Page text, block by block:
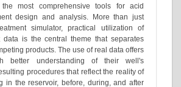
engineers with the most comprehensive
treatment treatment design and analysis.
another acid treatment simulator, practical
actual treatment data is the central theme that
Stimpro from competing products. The use of real
engineers much better understanding of
response, with resulting procedures that reflect
what is occurring in the reservoir, before,